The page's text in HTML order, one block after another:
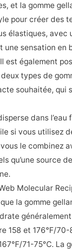
et la gomme
pour créer des
élastiques, avec
une sensation en
est également
types de
souhaitée, qui
dans l’eau
si vous utilisez
le combinez
qu’une source
Molecular
la gomme
généralement
158 et 176°F/
71-75°C. La